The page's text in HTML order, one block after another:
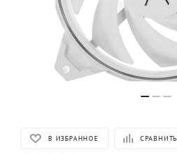
В ИЗБРАННОЕ СРАВНИТЬ